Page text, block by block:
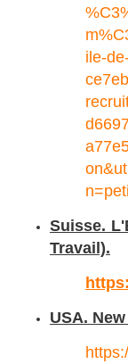
ile-
Suisse.
Travail).
USA.